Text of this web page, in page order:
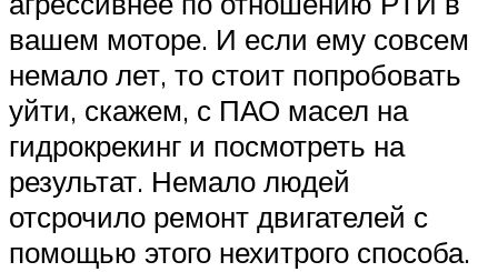
вашем моторе. И если ему совсем
немало лет, то стоит попробовать
уйти, скажем, с ПАО масел на
гидрокрекинг и посмотреть на
результат. Немало людей
отсрочило ремонт двигателей с
помощью этого нехитрого способа.